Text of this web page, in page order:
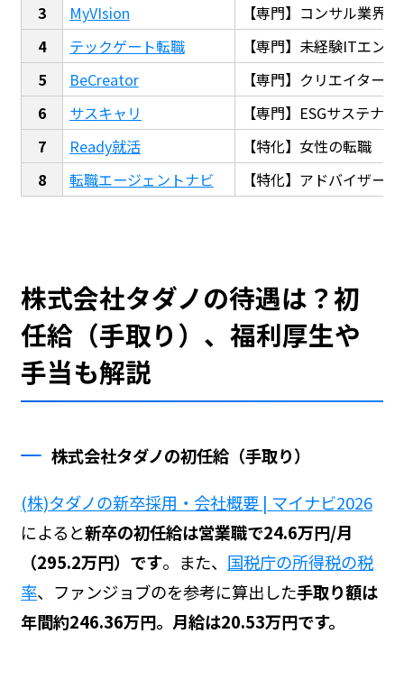
MyVIsion
【専門】コンサル業界
テックゲート転職
【専門】未経験ITエン
BeCreator
【専門】クリエイター
サスキャリ
【専門】ESGサステナ
Ready就活
【特化】女性の転職
転職エージェントナビ
【特化】アドバイザー
株式会社タダノの待遇は？初
任給（手取り）、福利厚生や
手当も解説
株式会社タダノの初任給（手取り）
(株)タダノの新卒採用・会社概要 | マイナビ2026
によると新卒の初任給は営業職で24.6万円/月
（295.2万円）です。また、 国税庁の所得税の税
率、ファンジョブのを参考に算出した手取り額は
年間約246.36万円。月給は20.53万円です。